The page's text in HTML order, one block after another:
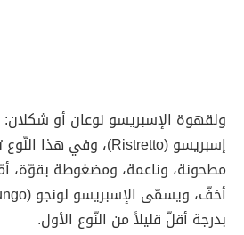
ولقهوة الإسبريسو نوعان أو شكلان:
إسبريسو (Ristretto)، وفي هذا النّوع تكون
مطحونة، وناعمة، ومضغوطة بقوّة،
بدرجة أقلّ قليلاً من النّوع الأول.